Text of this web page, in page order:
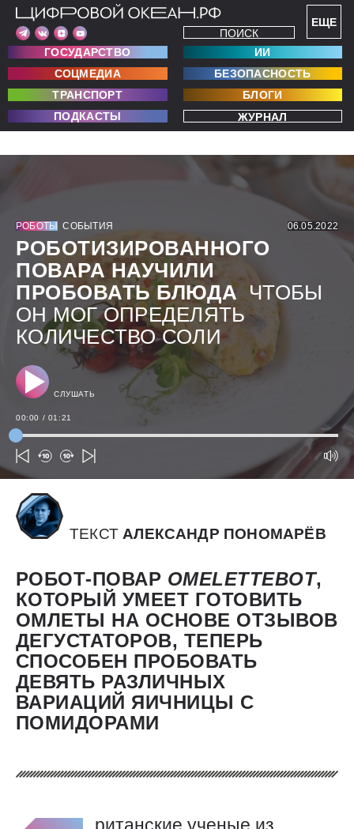
ЕЩЕ
ПОИСК
ГОСУДАРСТВО
ИИ
СОЦМЕДИА
БЕЗОПАСНОСТЬ
ТРАНСПОРТ
БЛОГИ
ПОДКАСТЫ
ЖУРНАЛ
РОБОТЫ СОБЫТИЯ 06.05.2022
РОБОТИЗИРОВАННОГО
ПОВАРА НАУЧИЛИ
ПРОБОВАТЬ БЛЮДАЧТОБЫ
ОН МОГ ОПРЕДЕЛЯТЬ
КОЛИЧЕСТВО СОЛИ
СЛУШАТЬ
00:00 / 01:21
ТЕКСТ АЛЕКСАНДР ПОНОМАРЁВ
РОБОТ-ПОВАР OMELETTEBOT,
КОТОРЫЙ УМЕЕТ ГОТОВИТЬ
ОМЛЕТЫ НА ОСНОВЕ ОТЗЫВОВ
ДЕГУСТАТОРОВ, ТЕПЕРЬ
СПОСОБЕН ПРОБОВАТЬ
ДЕВЯТЬ РАЗЛИЧНЫХ
ВАРИАЦИЙ ЯИЧНИЦЫ С
ПОМИДОРАМИ